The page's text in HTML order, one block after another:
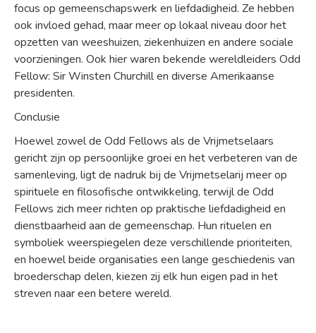
focus op gemeenschapswerk en liefdadigheid. Ze hebben
ook invloed gehad, maar meer op lokaal niveau door het
opzetten van weeshuizen, ziekenhuizen en andere sociale
voorzieningen. Ook hier waren bekende wereldleiders Odd
Fellow: Sir Winsten Churchill en diverse Amerikaanse
presidenten.
Conclusie
Hoewel zowel de Odd Fellows als de Vrijmetselaars
gericht zijn op persoonlijke groei en het verbeteren van de
samenleving, ligt de nadruk bij de Vrijmetselarij meer op
spirituele en filosofische ontwikkeling, terwijl de Odd
Fellows zich meer richten op praktische liefdadigheid en
dienstbaarheid aan de gemeenschap. Hun rituelen en
symboliek weerspiegelen deze verschillende prioriteiten,
en hoewel beide organisaties een lange geschiedenis van
broederschap delen, kiezen zij elk hun eigen pad in het
streven naar een betere wereld.